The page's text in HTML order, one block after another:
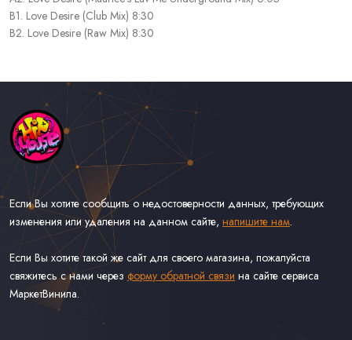
B1. Love Desire (Club Mix) 8:30
B2. Love Desire (Raw Mix) 8:30
Если Вы хотите сообщить о недостоверности данных, требующих
изменения или удаления на данном сайте, напишите нам.
Если Вы хотите такой же сайт для своего магазина, пожалуйста
свяжитесь с нами через форму обратной связи на сайте сервиса
МаркетВинила.
Каталог Музыки на Виниле В Наличии